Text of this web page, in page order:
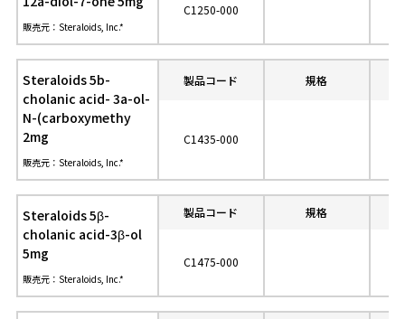
販売元：Steraloids, Inc.*
C1250-000
Steraloids 5b-
cholanic acid- 3a-ol-
N-(carboxymethy
2mg
販売元：Steraloids, Inc.*
製品コード 規格
C1435-000
Steraloids 5β-
cholanic acid-3β-ol
5mg
販売元：Steraloids, Inc.*
製品コード 規格
C1475-000